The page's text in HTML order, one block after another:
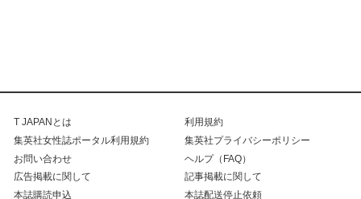
T JAPANとは
利用規約
集英社女性誌ポータル利用規約
集英社プライバシーポリシー
お問い合わせ
ヘルプ（FAQ）
広告掲載に関して
記事掲載に関して
本誌購読申込
本誌配送停止依頼